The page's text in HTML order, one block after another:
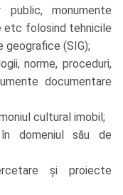
monumente
etc folosind tehnicile
geografice (SIG);
norme, proceduri,
documentare
cultural imobil;
domeniul său de
și proiecte